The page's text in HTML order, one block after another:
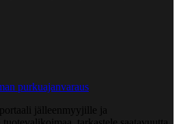
purkuajanvaraus
jälleenmyyjille ja